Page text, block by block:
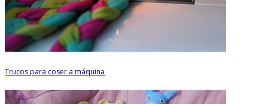
Trucos para coser a máquina